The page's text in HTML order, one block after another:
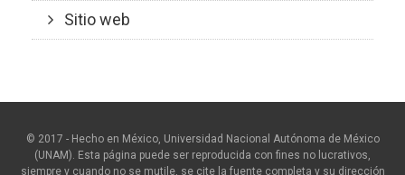
Sitio web
© 2017 - Hecho en México, Universidad Nacional Autónoma de México
(UNAM). Esta página puede ser reproducida con fines no lucrativos,
siempre y cuando no se mutile, se cite la fuente completa y su dirección